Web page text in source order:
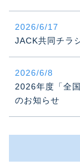
2026/6/17
JACK共同チ
2026/6/8
2026年度「全
のお知らせ